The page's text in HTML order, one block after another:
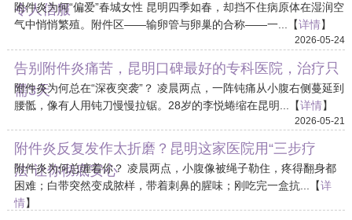
令人信服
附件炎为何“偏爱”春城女性 昆明四季如春，却挡不住病原体在湿润空
气中悄悄繁殖。附件区——输卵管与卵巢的合称——一...【详情】
2026-05-24
告别附件炎痛苦，昆明口碑最好的专科医院，治疗只
需3天
附件炎为何总在“深夜突袭”？ 凌晨两点，一阵钝痛从小腹右侧蔓延到
腰骶，像有人用钝刀慢慢拉锯。28岁的李悦蜷缩在昆明...【详情】
2026-05-21
附件炎反复发作太折磨？昆明这家医院用“三步疗
法”让你彻底安心
附件炎为何总缠着你？ 凌晨两点，小腹像被绳子勒住，疼得翻身都
困难；白带突然变成脓样，带着刺鼻的腥味；刚吃完一盒抗...【详
情】